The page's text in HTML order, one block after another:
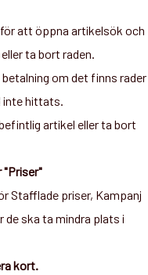
att öppna artikelsök och
ta bort raden.
om det finns rader
inte hittats.
artikel eller ta bort
"Priser"
Stafflade priser, Kampanj
ska ta mindra plats i
kort.